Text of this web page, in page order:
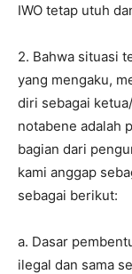
IWO tetap utuh
2. Bahwa situasi
yang mengaku,
diri sebagai
notabene adalah
bagian dari
kami anggap
sebagai berikut:
a. Dasar
ilegal dan sama